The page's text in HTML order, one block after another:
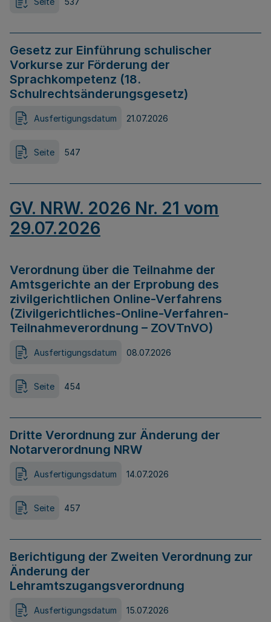
Gesetz zur Einführung schulischer
Vorkurse zur Förderung der
Sprachkompetenz (18.
Schulrechtsänderungsgesetz)
Ausfertigungsdatum 21.07.2026
Seite 547
GV. NRW. 2026 Nr. 21 vom
29.07.2026
Verordnung über die Teilnahme der
Amtsgerichte an der Erprobung des
zivilgerichtlichen Online-Verfahrens
(Zivilgerichtliches-Online-Verfahren-
Teilnahmeverordnung – ZOVTnVO)
Ausfertigungsdatum 08.07.2026
Seite 454
Dritte Verordnung zur Änderung der
Notarverordnung NRW
Ausfertigungsdatum 14.07.2026
Seite 457
Berichtigung der Zweiten Verordnung zur
Änderung der
Lehramtszugangsverordnung
Ausfertigungsdatum 15.07.2026